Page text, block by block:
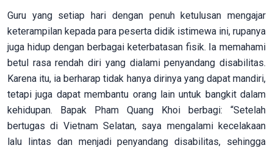
Guru yang setiap hari dengan penuh ketulusan mengajar
keterampilan kepada para peserta didik istimewa ini, rupanya
juga hidup dengan berbagai keterbatasan fisik. Ia memahami
betul rasa rendah diri yang dialami penyandang disabilitas.
Karena itu, ia berharap tidak hanya dirinya yang dapat mandiri,
tetapi juga dapat membantu orang lain untuk bangkit dalam
kehidupan. Bapak Pham Quang Khoi berbagi: “Setelah
bertugas di Vietnam Selatan, saya mengalami kecelakaan
lalu lintas dan menjadi penyandang disabilitas, sehingga